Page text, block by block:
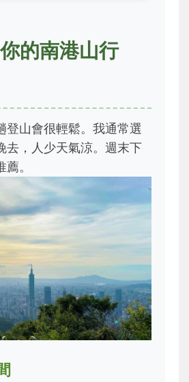
的南港山行
登山會很輕鬆。我通常選
去，人少天氣涼。週末下
。